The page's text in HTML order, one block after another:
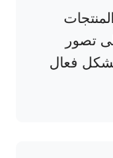
تصور
بشكل فعال